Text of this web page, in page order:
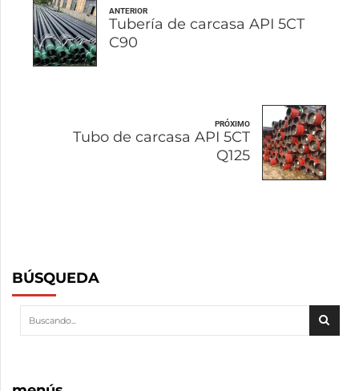
ANTERIOR
Tubería de carcasa API 5CT
C90
PRÓXIMO
Tubo de carcasa API 5CT
Q125
BÚSQUEDA